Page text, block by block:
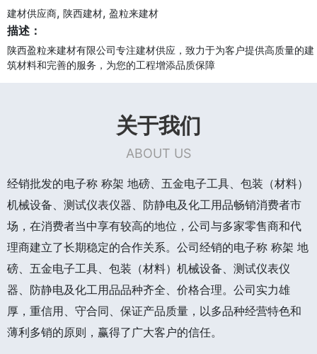
建材供应商, 陕西建材, 盈粒来建材
描述：
陕西盈粒来建材有限公司专注建材供应，致力于为客户提供高质量的建
筑材料和完善的服务，为您的工程增添品质保障
关于我们
ABOUT US
经销批发的电子称 称架 地磅、五金电子工具、包装（材料）
机械设备、测试仪表仪器、防静电及化工用品畅销消费者市
场，在消费者当中享有较高的地位，公司与多家零售商和代
理商建立了长期稳定的合作关系。公司经销的电子称 称架 地
磅、五金电子工具、包装（材料）机械设备、测试仪表仪
器、防静电及化工用品品种齐全、价格合理。公司实力雄
厚，重信用、守合同、保证产品质量，以多品种经营特色和
薄利多销的原则，赢得了广大客户的信任。